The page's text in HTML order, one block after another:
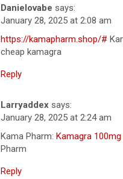
Danielovabe says:
January 28, 2025 at 2:08 am
https://kamapharm.shop/#
cheap kamagra
Reply
Larryaddex says:
January 28, 2025 at 2:24 am
Kama Pharm: Kamagra 100mg
Pharm
Reply